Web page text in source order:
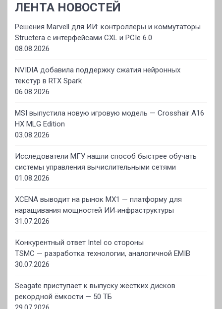
ЛЕНТА НОВОСТЕЙ
Решения Marvell для ИИ: контроллеры и коммутаторы
Structera с интерфейсами CXL и PCIe 6.0
08.08.2026
NVIDIA добавила поддержку сжатия нейронных
текстур в RTX Spark
06.08.2026
MSI выпустила новую игровую модель — Crosshair A16
HX MLG Edition
03.08.2026
Исследователи МГУ нашли способ быстрее обучать
системы управления вычислительными сетями
01.08.2026
XCENA выводит на рынок MX1 — платформу для
наращивания мощностей ИИ‑инфраструктуры
31.07.2026
Конкурентный ответ Intel со стороны
TSMC — разработка технологии, аналогичной EMIB
30.07.2026
Seagate приступает к выпуску жёстких дисков
рекордной ёмкости — 50 ТБ